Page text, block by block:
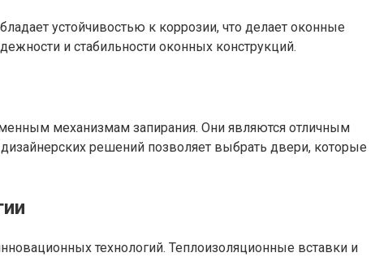
устойчивостью к коррозии, что делает оконные
и стабильности оконных конструкций.
механизмам запирания. Они являются отличным
решений позволяет выбрать двери, которые
технологий. Теплоизоляционные вставки и